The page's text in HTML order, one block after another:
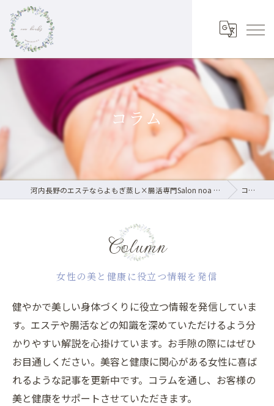
コラム
河内長野のエステならよもぎ蒸し×腸活専門Salon noa herbs コラム
Column
女性の美と健康に役立つ情報を発信
健やかで美しい身体づくりに役立つ情報を発信していま
す。エステや腸活などの知識を深めていただけるよう分
かりやすい解説を心掛けています。お手隙の際にはぜひ
お目通しください。美容と健康に関心がある女性に喜ば
れるような記事を更新中です。コラムを通し、お客様の
美と健康をサポートさせていただきます。